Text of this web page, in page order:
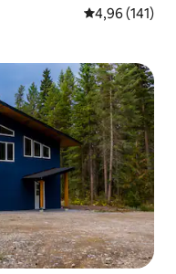
Средна
4,96 (141)